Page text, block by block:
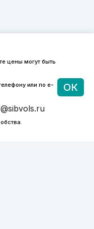
цены могут быть
или по e-
ОК